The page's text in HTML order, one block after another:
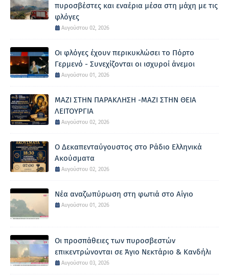
πυροσβέστες και εναέρια μέσα στη μάχη με τις
φλόγες
Αυγούστου 02, 2026
Οι φλόγες έχουν περικυκλώσει το Πόρτο
Γερμενό - Συνεχίζονται οι ισχυροί άνεμοι
Αυγούστου 01, 2026
ΜΑΖΙ ΣΤΗΝ ΠΑΡΑΚΛΗΣΗ -ΜΑΖΙ ΣΤΗΝ ΘΕΙΑ
ΛΕΙΤΟΥΡΓΙΑ
Αυγούστου 02, 2026
Ο Δεκαπενταύγουστος στο Ράδιο Ελληνικά
Ακούσματα
Αυγούστου 02, 2026
Νέα αναζωπύρωση στη φωτιά στο Αίγιο
Αυγούστου 01, 2026
Οι προσπάθειες των πυροσβεστών
επικεντρώνονται σε Άγιο Νεκτάριο & Κανδήλι
Αυγούστου 03, 2026